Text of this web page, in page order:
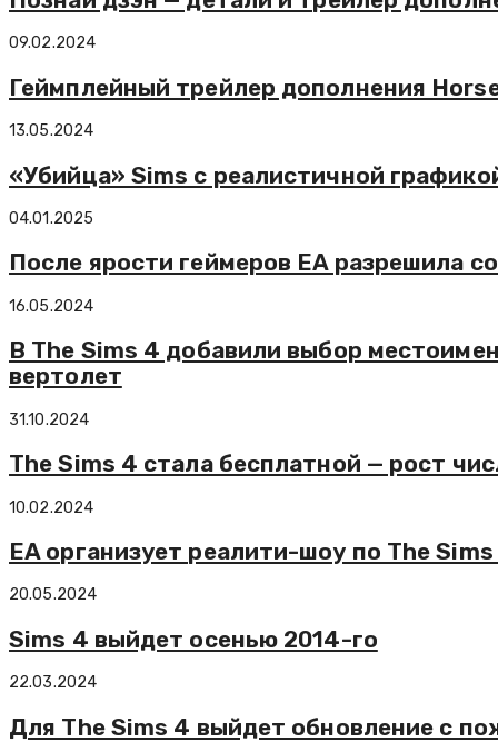
09.02.2024
Геймплейный трейлер дополнения
13.05.2024
«Убийца» Sims с реалистичной
04.01.2025
После ярости геймеров EA разрешила
16.05.2024
В The Sims 4 добавили выбор
вертолет
31.10.2024
The Sims 4 стала бесплатной — рост
10.02.2024
EA организует реалити-шоу по The
20.05.2024
Sims 4 выйдет осенью 2014-го
22.03.2024
Для The Sims 4 выйдет обновление с